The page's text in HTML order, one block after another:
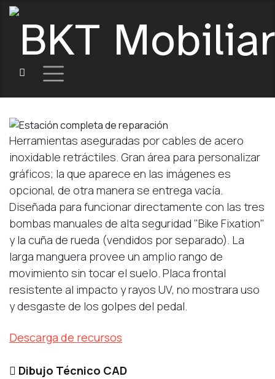
Herramientas aseguradas por cables de acero
inoxidable retráctiles. Gran área para personalizar
gráficos; la que aparece en las imágenes es
opcional, de otra manera se entrega vacía.
Diseñada para funcionar directamente con las tres
bombas manuales de alta seguridad "Bike Fixation"
y la cuña de rueda (vendidos por separado). La
larga manguera provee un amplio rango de
movimiento sin tocar el suelo. Placa frontal
resistente al impacto y rayos UV, no mostrara uso
y desgaste de los golpes del pedal.
Descarga de recursos
Dibujo Técnico CAD